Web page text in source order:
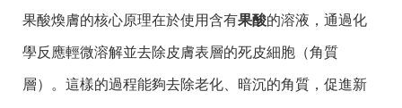
果酸煥膚的核心原理在於使用含有果酸的溶液，通過化
學反應輕微溶解並去除皮膚表層的死皮細胞（角質
層）。這樣的過程能夠去除老化、暗沉的角質，促進新